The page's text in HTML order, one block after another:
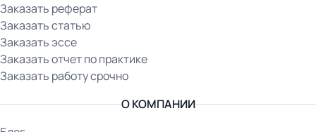
Заказать реферат
Заказать статью
Заказать эссе
Заказать отчет по практике
Заказать работу срочно
О КОМПАНИИ